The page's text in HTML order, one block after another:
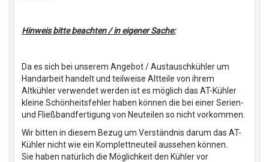
Hinweis bitte beachten / in eigener Sache:
Da es sich bei unserem Angebot / Austauschkühler um
Handarbeit handelt und teilweise Altteile von ihrem
Altkühler verwendet werden ist es möglich das AT-Kühler
kleine Schönheitsfehler haben können die bei einer Serien-
und Fließbandfertigung von Neuteilen so nicht vorkommen.
Wir bitten in diesem Bezug um Verständnis darum das AT-
Kühler nicht wie ein Komplettneuteil aussehen können.
Sie haben natürlich die Möglichkeit den Kühler vor